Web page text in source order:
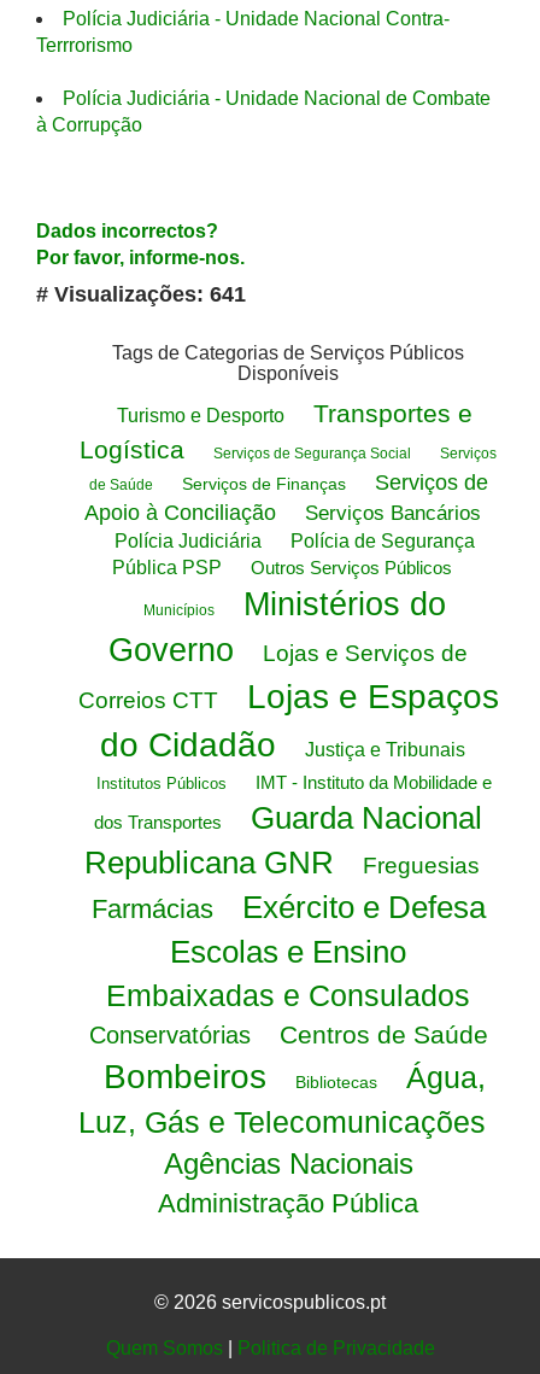
Polícia Judiciária - Unidade Nacional Contra-
Terrrorismo
Polícia Judiciária - Unidade Nacional de Combate
à Corrupção
Dados incorrectos?
Por favor, informe-nos.
# Visualizações: 641
Tags de Categorias de Serviços Públicos
Disponíveis
Turismo e Desporto
Transportes e
Logística
Serviços de Segurança Social
Serviços
de Saúde
Serviços de Finanças
Serviços de
Apoio à Conciliação
Serviços Bancários
Polícia Judiciária
Polícia de Segurança
Pública PSP
Outros Serviços Públicos
Municípios
Ministérios do
Governo
Lojas e Serviços de
Correios CTT
Lojas e Espaços
do Cidadão
Justiça e Tribunais
Institutos Públicos
IMT - Instituto da Mobilidade e
dos Transportes
Guarda Nacional
Republicana GNR
Freguesias
Farmácias
Exército e Defesa
Escolas e Ensino
Embaixadas e Consulados
Conservatórias Centros de Saúde
Bombeiros Bibliotecas
Água,
Luz, Gás e Telecomunicações
Agências Nacionais
Administração Pública
© 2026 servicospublicos.pt
Quem Somos| Politica de Privacidade